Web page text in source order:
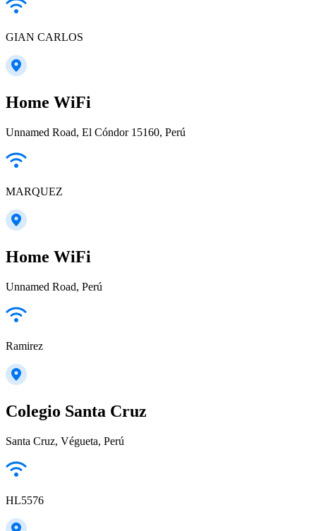
GIAN CARLOS
Home WiFi
Unnamed Road, El Cóndor 15160, Perú
MARQUEZ
Home WiFi
Unnamed Road, Perú
Ramirez
Colegio Santa Cruz
Santa Cruz, Végueta, Perú
HL5576